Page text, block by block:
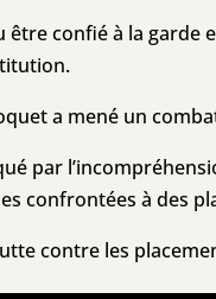
être confié à la
a mené un
par
confrontées à des
contre les